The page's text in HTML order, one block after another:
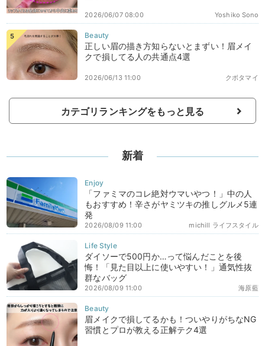
Yoshiko Sono
2026/06/07 08:00
正しい眉の描き方知らないとまずい！眉メイ
クで損してる人の共通点4選
クボタマイ
2026/06/13 11:00
カテゴリランキングをもっと見る
新着
「ファミマのコレ絶対ウマいやつ！」中の人
もおすすめ！辛さがヤミツキの推しグルメ5連
発
michill ライフスタイル
2026/08/09 11:00
ダイソーで500円か…って悩んだことを後
悔！「見た目以上に使いやすい！」通気性抜
群なバッグ
海原藍
2026/08/09 11:00
眉メイクで損してるかも！ついやりがちなNG
習慣とプロが教える正解テク4選